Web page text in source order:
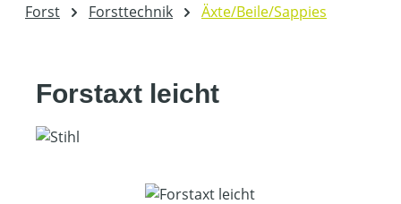
Forst Forsttechnik Äxte/Beile/Sappies
Forstaxt leicht
Bildergalerie überspringen